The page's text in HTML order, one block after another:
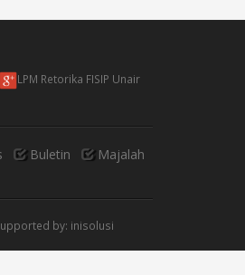
LPM Retorika FISIP Unair
Buletin
Majalah
by: inisolusi